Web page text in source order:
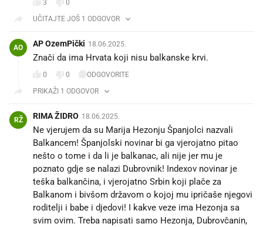
3
0
UČITAJTE JOŠ 1 ODGOVOR
AO AP OzemPički 18.06.2025.
Znači da ima Hrvata koji nisu balkanske krvi.
0 0
ODGOVORITE
PRIKAŽI 1 ODGOVOR
RŽ RIMA ŽIDRO 18.06.2025.
Ne vjerujem da su Marija Hezonju Španjolci nazvali
Balkancem! Španjolski novinar bi ga vjerojatno pitao
nešto o tome i da li je balkanac, ali nije jer mu je
poznato gdje se nalazi Dubrovnik! Indexov novinar je
teška balkančina, i vjerojatno Srbin koji plače za
Balkanom i bivšom državom o kojoj mu ipričaše njegovi
roditelji i babe i djedovi! I kakve veze ima Hezonja sa
svim ovim. Treba napisati samo Hezonja, Dubrovčanin,